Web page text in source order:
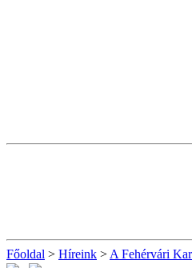
Főoldal > Híreink > A Fehérvári